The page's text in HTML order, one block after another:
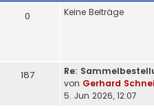
0 Keine Beiträge
187
Re:
von Gerhard
5. Jun 2026, 12:07